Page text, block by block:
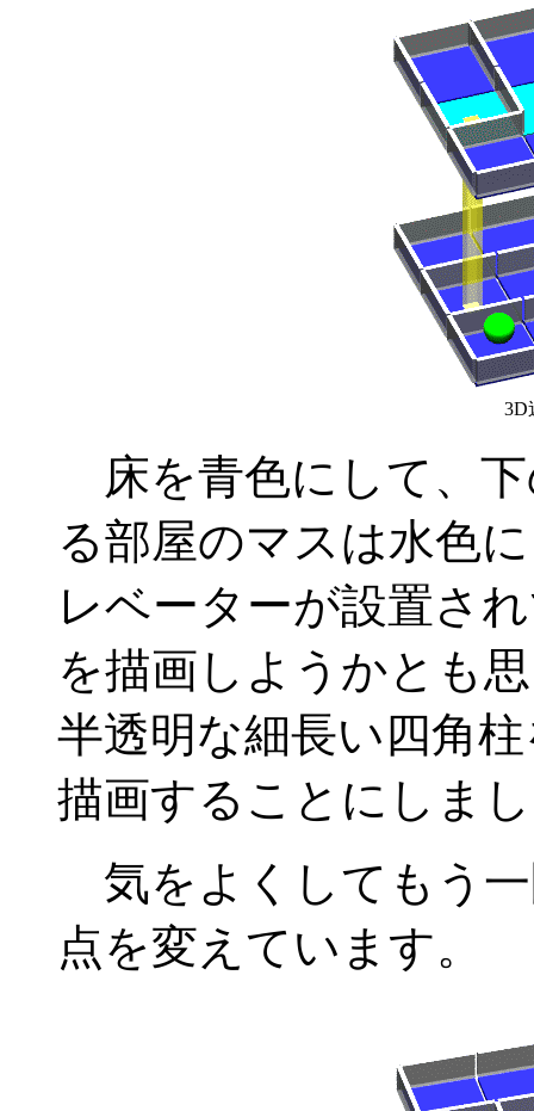
3D
床を青色にして、
る部屋のマスは水色
レベーターが設置さ
を描画しようかとも
半透明な細長い四角
描画することにしま
気をよくしてもう
点を変えています。